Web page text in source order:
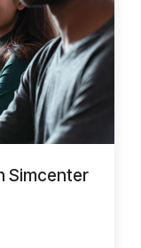
Simcenter